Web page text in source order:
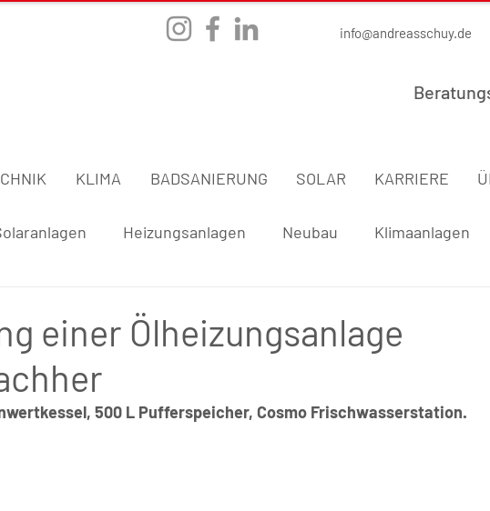
info@andreasschuy.de
KLIMA BADSANIERUNG SOLAR KARRIERE
Heizungsanlagen Neubau Klimaanlagen
einer Ölheizungsanlage
500 L Pufferspeicher, Cosmo Frischwasserstation.